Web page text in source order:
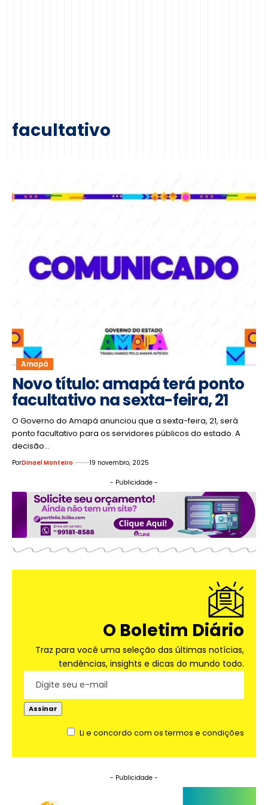
facultativo
Amapá
Novo título: amapá terá ponto
facultativo na sexta-feira, 21
O Governo do Amapá anunciou que a sexta-feira, 21, será
ponto facultativo para os servidores públicos do estado. A
decisão…
PorDinael Monteiro 19 novembro, 2025
- Publicidade -
O Boletim Diário
Traz para você uma seleção das últimas notícias,
tendências, insights e dicas do mundo todo.
Li e concordo com os termos e condições
- Publicidade -